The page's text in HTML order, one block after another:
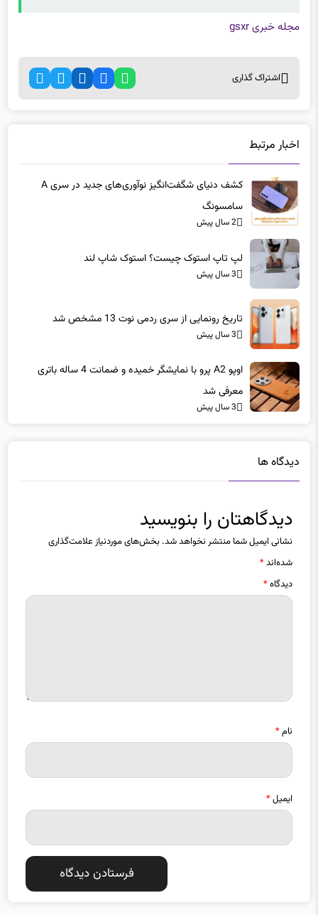
مجله خبری gsxr
اشتراک گذاری
اخبار مرتبط
کشف دنیای شگفت‌انگیز نوآوری‌های جدید در سری A
سامسونگ
2 سال پیش
لپ تاپ‌ استوک چیست؟ استوک شاپ لند
3 سال پیش
تاریخ رونمایی از سری ردمی نوت 13 مشخص شد
3 سال پیش
اوپو A2 پرو با نمایشگر خمیده و ضمانت 4 ساله باتری
معرفی شد
3 سال پیش
دیدگاه ها
دیدگاهتان را بنویسید
نشانی ایمیل شما منتشر نخواهد شد. بخش‌های موردنیاز علامت‌گذاری
شده‌اند*
دیدگاه*
نام*
ایمیل*